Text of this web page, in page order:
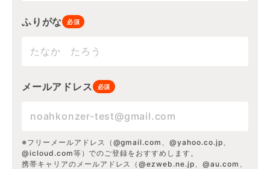
ふりがな 必須
メールアドレス 必須
※フリーメールアドレス（@gmail.com、@yahoo.co.jp、
@icloud.com等）でのご登録をおすすめします。
携帯キャリアのメールアドレス（@ezweb.ne.jp、@au.com、